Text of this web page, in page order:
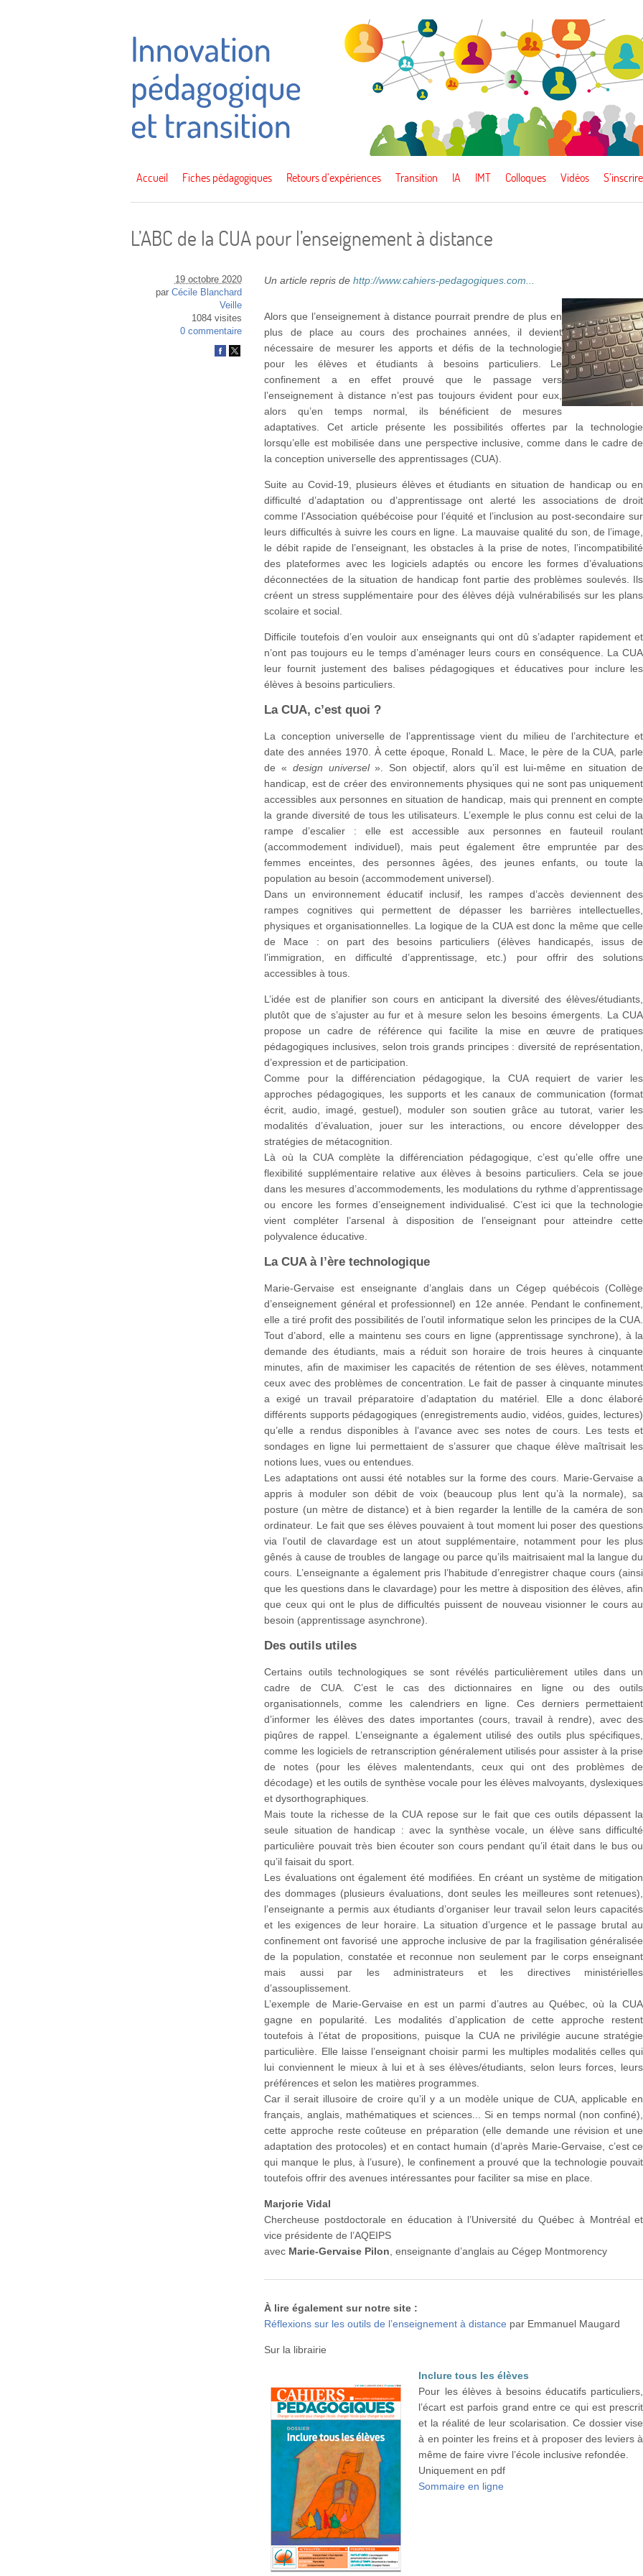
Accueil Fiches pédagogiques Retours d’expériences Transition IA IMT Colloques Vidéos S’inscrire
L’ABC de la CUA pour l’enseignement à distance
19 octobre 2020
par Cécile Blanchard
Veille
1084 visites
0 commentaire
Un article repris dehttp://www.cahiers-pedagogiques.com...
Alors que l’enseignement à distance pourrait prendre de plus en
plus de place au cours des prochaines années, il devient
nécessaire de mesurer les apports et défis de la technologie
pour les élèves et étudiants à besoins particuliers. Le
confinement a en effet prouvé que le passage vers
l’enseignement à distance n’est pas toujours évident pour eux,
alors qu’en temps normal, ils bénéficient de mesures
adaptatives. Cet article présente les possibilités offertes par la technologie
lorsqu’elle est mobilisée dans une perspective inclusive, comme dans le cadre de
la conception universelle des apprentissages (CUA).
Suite au Covid-19, plusieurs élèves et étudiants en situation de handicap ou en
difficulté d’adaptation ou d’apprentissage ont alerté les associations de droit
comme l’Association québécoise pour l’équité et l’inclusion au post-secondaire sur
leurs difficultés à suivre les cours en ligne. La mauvaise qualité du son, de l’image,
le débit rapide de l’enseignant, les obstacles à la prise de notes, l’incompatibilité
des plateformes avec les logiciels adaptés ou encore les formes d’évaluations
déconnectées de la situation de handicap font partie des problèmes soulevés. Ils
créent un stress supplémentaire pour des élèves déjà vulnérabilisés sur les plans
scolaire et social.
Difficile toutefois d’en vouloir aux enseignants qui ont dû s’adapter rapidement et
n’ont pas toujours eu le temps d’aménager leurs cours en conséquence. La CUA
leur fournit justement des balises pédagogiques et éducatives pour inclure les
élèves à besoins particuliers.
La CUA, c’est quoi ?
La conception universelle de l’apprentissage vient du milieu de l’architecture et
date des années 1970. À cette époque, Ronald L. Mace, le père de la CUA, parle
de « design universel». Son objectif, alors qu’il est lui-même en situation de
handicap, est de créer des environnements physiques qui ne sont pas uniquement
accessibles aux personnes en situation de handicap, mais qui prennent en compte
la grande diversité de tous les utilisateurs. L’exemple le plus connu est celui de la
rampe d’escalier : elle est accessible aux personnes en fauteuil roulant
(accommodement individuel), mais peut également être empruntée par des
femmes enceintes, des personnes âgées, des jeunes enfants, ou toute la
population au besoin (accommodement universel).
Dans un environnement éducatif inclusif, les rampes d’accès deviennent des
rampes cognitives qui permettent de dépasser les barrières intellectuelles,
physiques et organisationnelles. La logique de la CUA est donc la même que celle
de Mace : on part des besoins particuliers (élèves handicapés, issus de
l’immigration, en difficulté d’apprentissage, etc.) pour offrir des solutions
accessibles à tous.
L’idée est de planifier son cours en anticipant la diversité des élèves/étudiants,
plutôt que de s’ajuster au fur et à mesure selon les besoins émergents. La CUA
propose un cadre de référence qui facilite la mise en œuvre de pratiques
pédagogiques inclusives, selon trois grands principes : diversité de représentation,
d’expression et de participation.
Comme pour la différenciation pédagogique, la CUA requiert de varier les
approches pédagogiques, les supports et les canaux de communication (format
écrit, audio, imagé, gestuel), moduler son soutien grâce au tutorat, varier les
modalités d’évaluation, jouer sur les interactions, ou encore développer des
stratégies de métacognition.
Là où la CUA complète la différenciation pédagogique, c’est qu’elle offre une
flexibilité supplémentaire relative aux élèves à besoins particuliers. Cela se joue
dans les mesures d’accommodements, les modulations du rythme d’apprentissage
ou encore les formes d’enseignement individualisé. C’est ici que la technologie
vient compléter l’arsenal à disposition de l’enseignant pour atteindre cette
polyvalence éducative.
La CUA à l’ère technologique
Marie-Gervaise est enseignante d’anglais dans un Cégep québécois (Collège
d’enseignement général et professionnel) en 12e année. Pendant le confinement,
elle a tiré profit des possibilités de l’outil informatique selon les principes de la CUA.
Tout d’abord, elle a maintenu ses cours en ligne (apprentissage synchrone), à la
demande des étudiants, mais a réduit son horaire de trois heures à cinquante
minutes, afin de maximiser les capacités de rétention de ses élèves, notamment
ceux avec des problèmes de concentration. Le fait de passer à cinquante minutes
a exigé un travail préparatoire d’adaptation du matériel. Elle a donc élaboré
différents supports pédagogiques (enregistrements audio, vidéos, guides, lectures)
qu’elle a rendus disponibles à l’avance avec ses notes de cours. Les tests et
sondages en ligne lui permettaient de s’assurer que chaque élève maîtrisait les
notions lues, vues ou entendues.
Les adaptations ont aussi été notables sur la forme des cours. Marie-Gervaise a
appris à moduler son débit de voix (beaucoup plus lent qu’à la normale), sa
posture (un mètre de distance) et à bien regarder la lentille de la caméra de son
ordinateur. Le fait que ses élèves pouvaient à tout moment lui poser des questions
via l’outil de clavardage est un atout supplémentaire, notamment pour les plus
gênés à cause de troubles de langage ou parce qu’ils maitrisaient mal la langue du
cours. L’enseignante a également pris l’habitude d’enregistrer chaque cours (ainsi
que les questions dans le clavardage) pour les mettre à disposition des élèves, afin
que ceux qui ont le plus de difficultés puissent de nouveau visionner le cours au
besoin (apprentissage asynchrone).
Des outils utiles
Certains outils technologiques se sont révélés particulièrement utiles dans un
cadre de CUA. C’est le cas des dictionnaires en ligne ou des outils
organisationnels, comme les calendriers en ligne. Ces derniers permettaient
d’informer les élèves des dates importantes (cours, travail à rendre), avec des
piqûres de rappel. L’enseignante a également utilisé des outils plus spécifiques,
comme les logiciels de retranscription généralement utilisés pour assister à la prise
de notes (pour les élèves malentendants, ceux qui ont des problèmes de
décodage) et les outils de synthèse vocale pour les élèves malvoyants, dyslexiques
et dysorthographiques.
Mais toute la richesse de la CUA repose sur le fait que ces outils dépassent la
seule situation de handicap : avec la synthèse vocale, un élève sans difficulté
particulière pouvait très bien écouter son cours pendant qu’il était dans le bus ou
qu’il faisait du sport.
Les évaluations ont également été modifiées. En créant un système de mitigation
des dommages (plusieurs évaluations, dont seules les meilleures sont retenues),
l’enseignante a permis aux étudiants d’organiser leur travail selon leurs capacités
et les exigences de leur horaire. La situation d’urgence et le passage brutal au
confinement ont favorisé une approche inclusive de par la fragilisation généralisée
de la population, constatée et reconnue non seulement par le corps enseignant
mais aussi par les administrateurs et les directives ministérielles
d’assouplissement.
L’exemple de Marie-Gervaise en est un parmi d’autres au Québec, où la CUA
gagne en popularité. Les modalités d’application de cette approche restent
toutefois à l’état de propositions, puisque la CUA ne privilégie aucune stratégie
particulière. Elle laisse l’enseignant choisir parmi les multiples modalités celles qui
lui conviennent le mieux à lui et à ses élèves/étudiants, selon leurs forces, leurs
préférences et selon les matières programmes.
Car il serait illusoire de croire qu’il y a un modèle unique de CUA, applicable en
français, anglais, mathématiques et sciences... Si en temps normal (non confiné),
cette approche reste coûteuse en préparation (elle demande une révision et une
adaptation des protocoles) et en contact humain (d’après Marie-Gervaise, c’est ce
qui manque le plus, à l’usure), le confinement a prouvé que la technologie pouvait
toutefois offrir des avenues intéressantes pour faciliter sa mise en place.
Marjorie Vidal
Chercheuse postdoctorale en éducation à l’Université du Québec à Montréal et
vice présidente de l’AQEIPS
avec Marie-Gervaise Pilon , enseignante d’anglais au Cégep Montmorency
À lire également sur notre site :
Réflexions sur les outils de l’enseignement à distance par Emmanuel Maugard
Sur la librairie
Inclure tous les élèves
Pour les élèves à besoins éducatifs particuliers,
l’écart est parfois grand entre ce qui est prescrit
et la réalité de leur scolarisation. Ce dossier vise
à en pointer les freins et à proposer des leviers à
même de faire vivre l’école inclusive refondée.
Uniquement en pdf
Sommaire en ligne